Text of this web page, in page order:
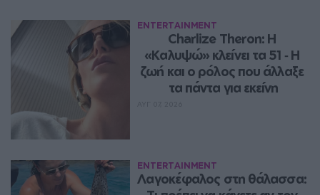
ENTERTAINMENT
Charlize Theron: Η
«Καλυψώ» κλείνει τα 51 ‑ H
ζωή και ο ρόλος που άλλαξε
τα πάντα για εκείνη
ENTERTAINMENT
Λαγοκέφαλος στη θάλασσα: